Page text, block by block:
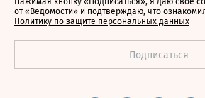
от «Ведомости» и подтверждаю, что
Политику по защите персональных данных